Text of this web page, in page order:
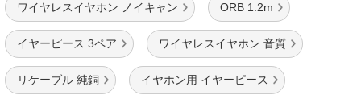
ワイヤレスイヤホン ノイキャン ORB 1.2m
イヤーピース 3ペア ワイヤレスイヤホン 音質
リケーブル 純銅 イヤホン用 イヤーピース